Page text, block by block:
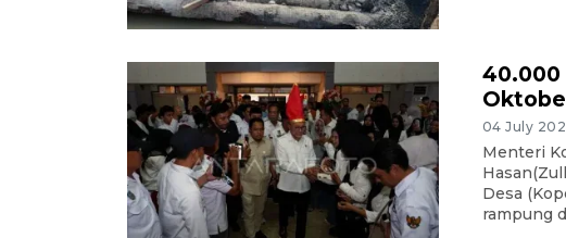
40.000
04 July
Menteri
Desa
rampung